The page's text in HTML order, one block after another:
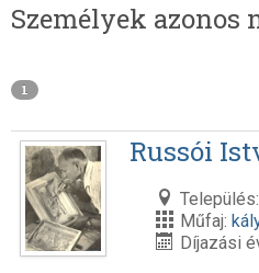
Személyek azonos
1
Russói
Település:
Műfaj:
Díjazási